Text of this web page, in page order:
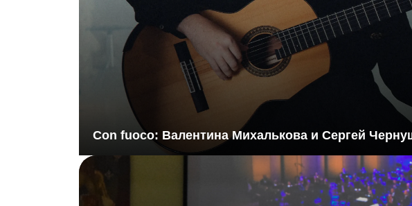
Con fuoco: Валентина Михалькова и Сергей